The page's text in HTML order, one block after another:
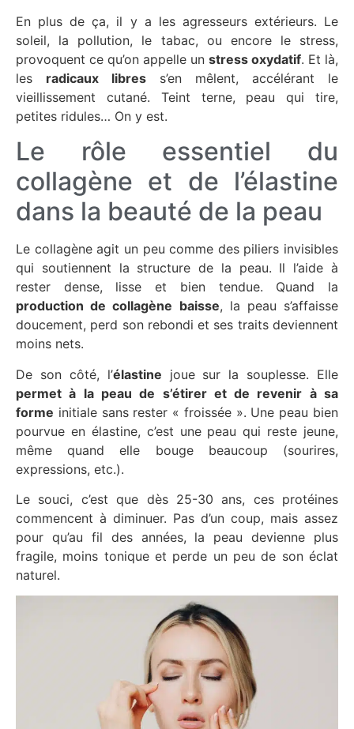
En plus de ça, il y a les agresseurs extérieurs. Le
soleil, la pollution, le tabac, ou encore le stress,
provoquent ce qu’on appelle un stress oxydatif. Et là,
les radicaux libres s’en mêlent, accélérant le
vieillissement cutané. Teint terne, peau qui tire,
petites ridules… On y est.
Le rôle essentiel du
collagène et de l’élastine
dans la beauté de la peau
Le collagèneagit un peu comme des piliers invisibles
qui soutiennent la structure de la peau. Il l’aide à
rester dense, lisse et bien tendue. Quand la
production de collagène baisse, la peau s’affaisse
doucement, perd son rebondi et ses traits deviennent
moins nets.
De son côté, l’élastine joue sur la souplesse. Elle
permet à la peau de s’étirer et de revenir à sa
forme initiale sans rester « froissée ». Une peau bien
pourvue en élastine, c’est une peau qui reste jeune,
même quand elle bouge beaucoup (sourires,
expressions, etc.).
Le souci, c’est que dès 25-30 ans, ces protéines
commencent à diminuer. Pas d’un coup, mais assez
pour qu’au fil des années, la peau devienne plus
fragile, moins toniqueet perde un peu de sonéclat
naturel.